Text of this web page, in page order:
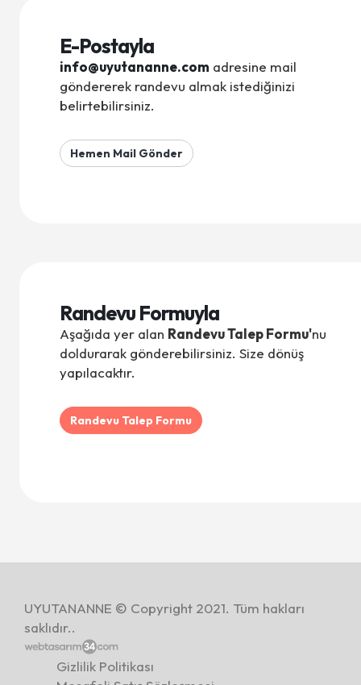
E-Postayla
info@uyutananne.com adresine mail
göndererek randevu almak istediğinizi
belirtebilirsiniz.
Hemen Mail Gönder
Randevu Formuyla
Aşağıda yer alan Randevu Talep Formu'nu
doldurarak gönderebilirsiniz. Size dönüş
yapılacaktır.
Randevu Talep Formu
UYUTANANNE © Copyright 2021. Tüm hakları
saklıdır..
Gizlilik Politikası